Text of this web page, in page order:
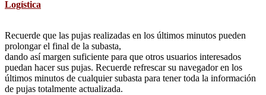
Logística
Recuerde que las pujas realizadas en los últimos minutos pueden
prolongar el final de la subasta,
dando así margen suficiente para que otros usuarios interesados
puedan hacer sus pujas. Recuerde refrescar su navegador en los
últimos minutos de cualquier subasta para tener toda la información
de pujas totalmente actualizada.